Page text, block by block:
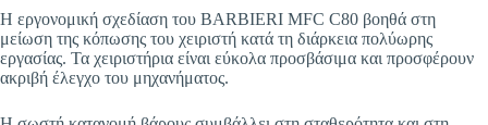
Η εργονομική σχεδίαση του BARBIERI MFC C80 βοηθά στη
μείωση της κόπωσης του χειριστή κατά τη διάρκεια πολύωρης
εργασίας. Τα χειριστήρια είναι εύκολα προσβάσιμα και προσφέρουν
ακριβή έλεγχο του μηχανήματος.